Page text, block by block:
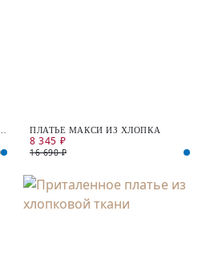
ПЛАТЬЕ МАКСИ ИЗ ХЛОПКА
8 345 ₽
16 690 ₽